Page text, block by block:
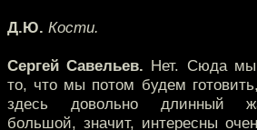
Д.Ю. Кости.
Сергей Савельев. Нет. Сюда мы
то, что мы потом будем
здесь довольно длинный
большой, значит, интересны